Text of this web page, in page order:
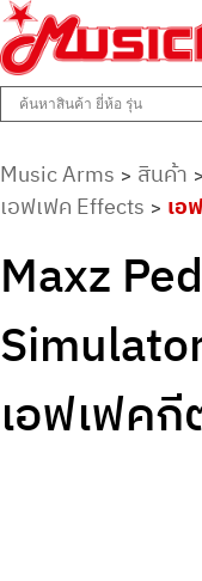
Music Arms
ศูนย์รวมครื่องดนตรีทุก
Music Arms > สินค้า >
เอฟเฟค Effects > เอ
Maxz
เอฟเฟคกี